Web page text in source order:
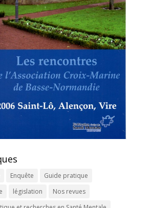
Enquête
Guide pratique
législation
Nos revues